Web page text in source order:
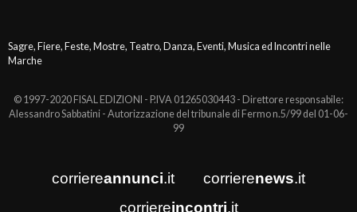
Sagre, Fiere, Feste, Mostre, Teatro, Danza, Eventi, Musica ed Incontri nelle
Marche
© 1997-2020 FISAL EDIZIONI - P.IVA 01265030443 - Direttore responsabile:
Alessandro Sabbatini - Autorizzazione del tribunale di Fermo n.5/99 del 01-06-
99
corriereannunci.it corrierenews.it
corriereincontri.it